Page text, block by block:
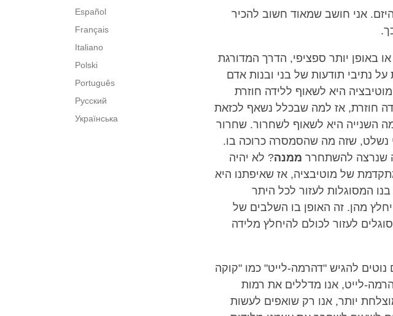
Español
Français
Italiano
Polski
Português
Русский
Українська
אני חושב שמאוד חשוב להכיר
באופן יותר ספציפי, הדרך המדורגת
נתיבי תודעות של בני ובנות אדם
היא לשאוף ללידה חוזרת
חוזרת, אז למה שבכלל נשאף לכזאת
השנייה היא לשאוף לשחרור. שחרור
נשלט, שזה מה שהסמסרה כרוכה בו.
שנרצה להשתחרר ממנה? לא יהיה
של מוטיבציה, אז שאיפתנו היא
המסוגלות לעזור לכל היתר
מהן. זה האופן בו השלבים של
לעזור לכולם להיחלץ מלידה
להגיש "דהרמה-לייט" כמו "קוקה
לייט, אנו מדללים את רמות
יותר, אנו רק שואפים לעשות